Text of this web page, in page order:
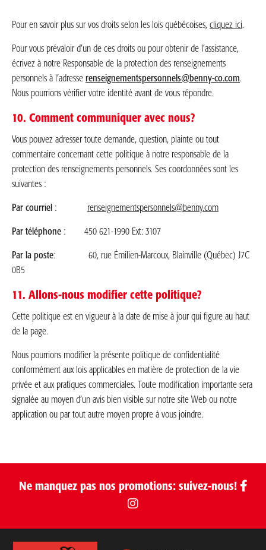
Pour en savoir plus sur vos droits selon les lois québécoises, cliquez ici.
Pour vous prévaloir d’un de ces droits ou pour obtenir de l’assistance,
écrivez à notre Responsable de la protection des renseignements
personnels à l’adresse renseignementspersonnels@benny-co.com.
Nous pourrions vérifier votre identité avant de vous répondre.
10. Comment communiquer avec nous?
Vous pouvez adresser toute demande, question, plainte ou tout
commentaire concernant cette politique à notre responsable de la
protection des renseignements personnels. Ses coordonnées sont les
suivantes :
Par courriel : renseignementspersonnels@benny.com
Par téléphone : 450 621-1990 Ext: 3107
Par la poste: 60, rue Émilien-Marcoux, Blainville (Québec) J7C
0B5
11. Allons-nous modifier cette politique?
Cette politique est en vigueur à la date de mise à jour qui figure au haut
de la page.
Nous pourrions modifier la présente politique de confidentialité
conformément aux lois applicables en matière de protection de la vie
privée et aux pratiques commerciales. Toute modification importante sera
signalée au moyen d’un avis bien visible sur notre site Web ou notre
application ou par tout autre moyen propre à vous joindre.
Ne manquez pas nos promotions: suivez-nous!